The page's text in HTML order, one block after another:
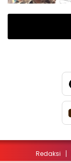
Redaksi